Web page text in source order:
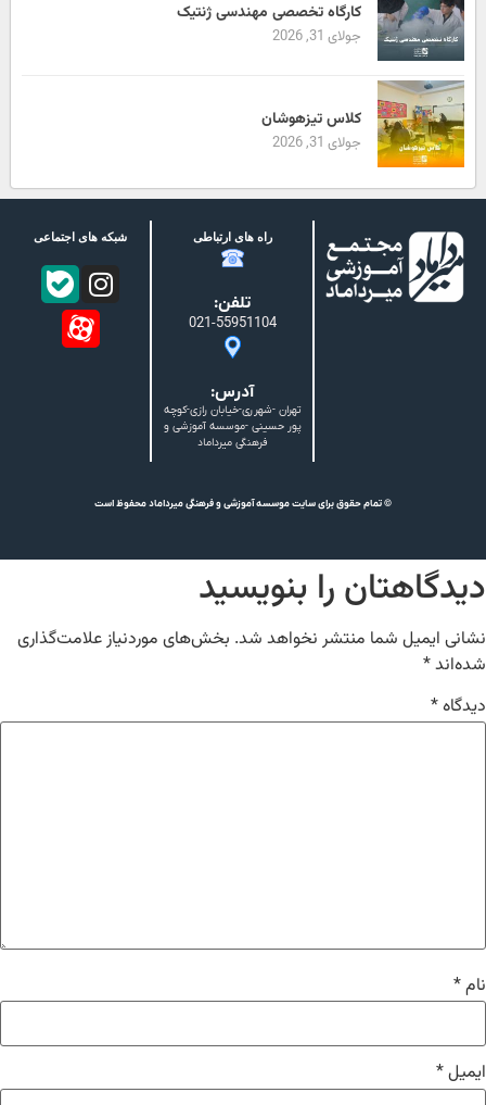
کارگاه تخصصی مهندسی ژنتیک
جولای 31, 2026
کلاس تیزهوشان
جولای 31, 2026
راه های ارتباطی
تلفن:
021-55951104
آدرس:
تهران -شهرری-خیابان رازی-کوچه
پور حسینی -موسسه آموزشی و
فرهنگی میرداماد
شبکه های اجتماعی
© تمام حقوق برای سایت موسسه آموزشی و فرهنگی میرداماد محفوظ است
دیدگاهتان را بنویسید
نشانی ایمیل شما منتشر نخواهد شد. بخش‌های موردنیاز علامت‌گذاری
شده‌اند*
دیدگاه*
نام*
ایمیل*